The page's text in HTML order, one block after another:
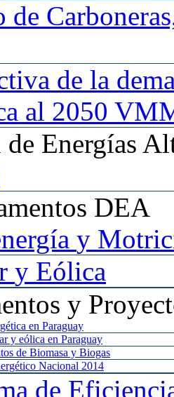
de
de la
al 2050
de Energías
DEA
y
y Eólica
y
en Paraguay
y eólica en Paraguay
de Biomasa y Biogas
Nacional 2014
de